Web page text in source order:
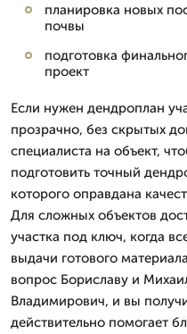
планировка новых
почвы
подготовка
проект
Если нужен дендроплан
прозрачно, без скрытых
специалиста на объект,
подготовить точный
которого оправдана
Для сложных объектов
участка под ключ, когда
выдачи готового
вопрос Бориславу и
Владимирович, и вы
действительно помогает